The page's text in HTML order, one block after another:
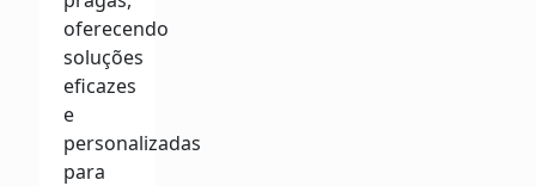
oferecendo
soluções
eficazes
e
personalizadas
para